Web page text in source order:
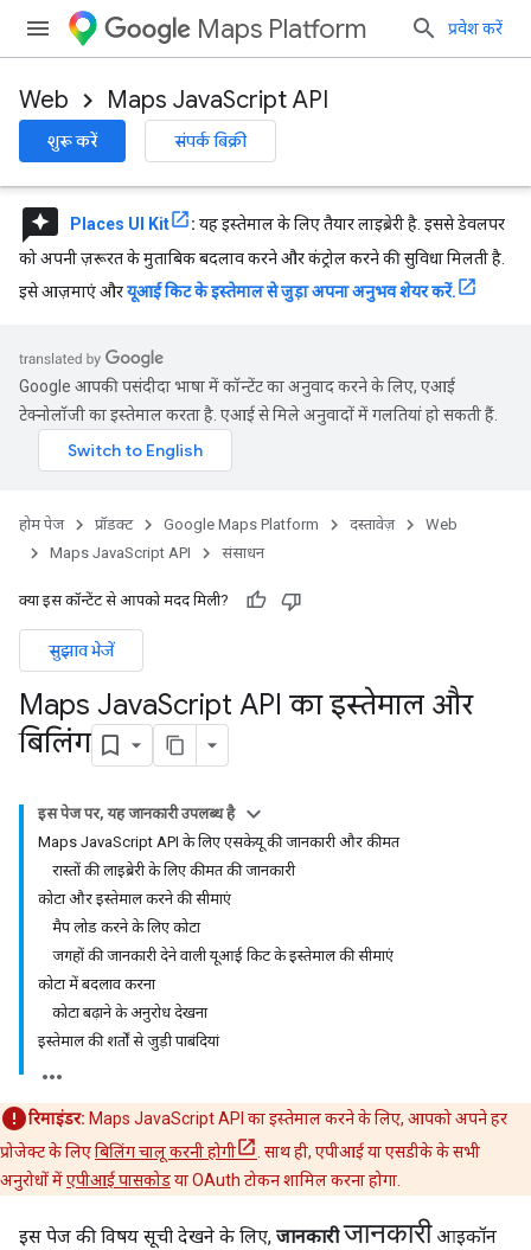
Maps Platform प्रवेश करें
Web Maps JavaScript API
शुरू करें संपर्क बिक्री
reviews Places UI Kit : यह इस्तेमाल के लिए तैयार लाइब्रेरी है. इससे डेवलपर
को अपनी ज़रूरत के मुताबिक बदलाव करने और कंट्रोल करने की सुविधा मिलती है.
इसे आज़माएं औरयूआई किट के इस्तेमाल से जुड़ा अपना अनुभव शेयर करें.
Google आपकी पसंदीदा भाषा में कॉन्टेंट का अनुवाद करने के लिए, एआई
टेक्नोलॉजी का इस्तेमाल करता है. एआई से मिले अनुवादों में गलतियां हो सकती हैं.
होम पेज प्रॉडक्ट Google Maps Platform दस्तावेज़
Web
Maps JavaScript API
संसाधन
क्या इस कॉन्टेंट से आपको मदद मिली?
सुझाव भेजें
Maps JavaScript API का इस्तेमाल और
बिलिंग
इस पेज पर, यह जानकारी उपलब्ध है
Maps JavaScript API के लिए एसकेयू की जानकारी और कीमत
रास्तों की लाइब्रेरी के लिए कीमत की जानकारी
कोटा और इस्तेमाल करने की सीमाएं
मैप लोड करने के लिए कोटा
जगहों की जानकारी देने वाली यूआई किट के इस्तेमाल की सीमाएं
कोटा में बदलाव करना
कोटा बढ़ाने के अनुरोध देखना
इस्तेमाल की शर्तों से जुड़ी पाबंदियां
रिमाइंडर: Maps JavaScript API का इस्तेमाल करने के लिए, आपको अपने हर
प्रोजेक्ट के लिएबिलिंग चालू करनी होगी
. साथ ही, एपीआई या एसडीके के सभी
अनुरोधों मेंएपीआई पासकोडया OAuth टोकन शामिल करना होगा.
इस पेज की विषय सूची देखने के लिए, जानकारी जानकारी आइकॉन